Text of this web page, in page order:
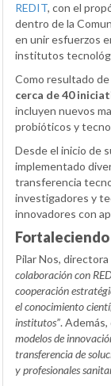
REDIT, con el
dentro de la
en unir esfuerzos
institutos
Como resultado
cerca de 40
incluyen nuevos
probióticos y
Desde el inicio de
implementado
transferencia
investigadores y
innovadores con
Pilar Nos,
colaboración con
cooperación
el conocimiento
institutos”.
modelos de
transferencia de
y profesionales